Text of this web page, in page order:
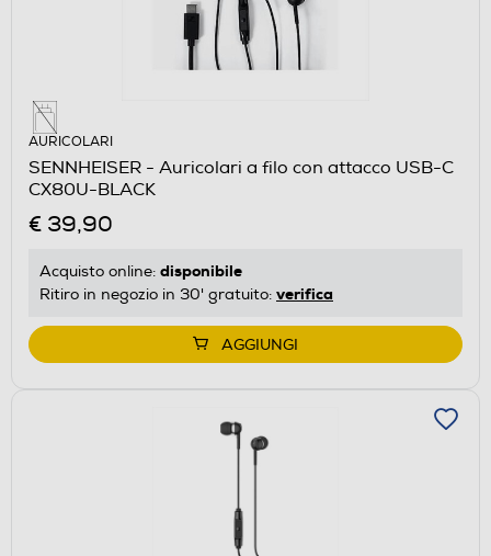
AURICOLARI
SENNHEISER - Auricolari a filo con attacco USB-C
CX80U-BLACK
€ 39,90
Acquisto online: disponibile
Ritiro in negozio in 30' gratuito: verifica
AGGIUNGI